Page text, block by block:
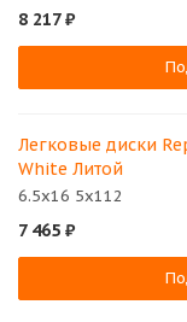
8 217₽
Легковые диски
White Литой
6.5x16 5x112
7 465 ₽